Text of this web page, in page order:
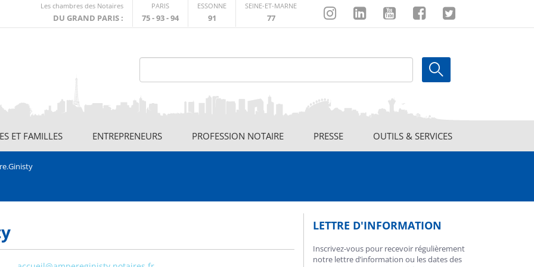
Les chambres des Notaires
DU GRAND PARIS :
externe
PARIS
75 - 93 - 94
ESSONNE
91
SEINE-ET-MARNE
77
InstagramLinkedinYoutubeFacebookTwitter
ET FAMILLES ENTREPRENEURS PROFESSION NOTAIRE PRESSE OUTILS & SERVICES
LETTRE D'INFORMATION
Inscrivez-vous pour recevoir régulièrement
notre lettre d’information ou les dates des